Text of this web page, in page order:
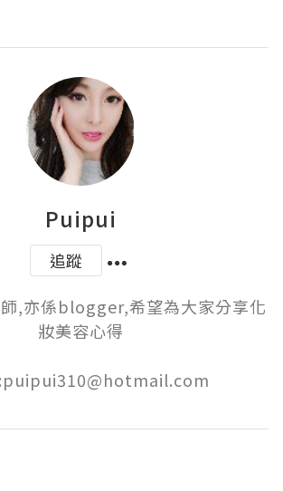
Puipui
追蹤
,亦係blogger,希望為大家分享化
妝美容心得